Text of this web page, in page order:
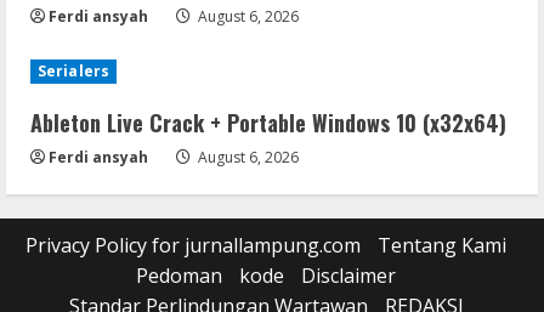
Ferdi ansyah August 6, 2026
Serialers
Ableton Live Crack + Portable Windows 10 (x32x64)
Ferdi ansyah August 6, 2026
Privacy Policy for jurnallampung.com
Tentang Kami
Pedoman
kode
Disclaimer
Standar Perlindungan Wartawan
REDAKSI